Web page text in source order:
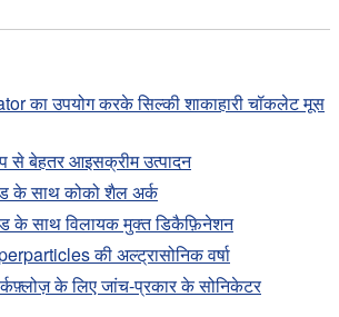
का उपयोग करके सिल्की शाकाहारी चॉकलेट मूस
से बेहतर आइसक्रीम उत्पादन
के साथ कोको शैल अर्क
के साथ विलायक मुक्त डिकैफ़िनेशन
की अल्ट्रासोनिक वर्षा
के लिए जांच-प्रकार के सोनिकेटर